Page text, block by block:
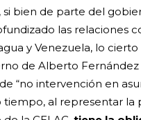
si bien de parte del
las relaciones
y Venezuela, lo
de Alberto
“no intervención en
tiempo, al representar la